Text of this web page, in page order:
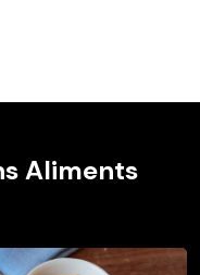
Aliments